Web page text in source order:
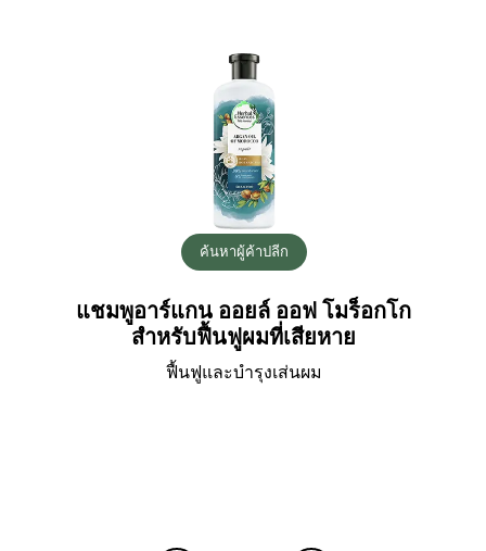
ค้นหาผู้ค้าปลีก
แชมพูอาร์แกน ออยล์ ออฟ โมร็อกโก
สำหรับฟื้นฟูผมที่เสียหาย
ฟื้นฟูและบำรุงเส่นผม